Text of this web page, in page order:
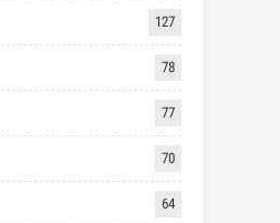
127
78
77
70
64